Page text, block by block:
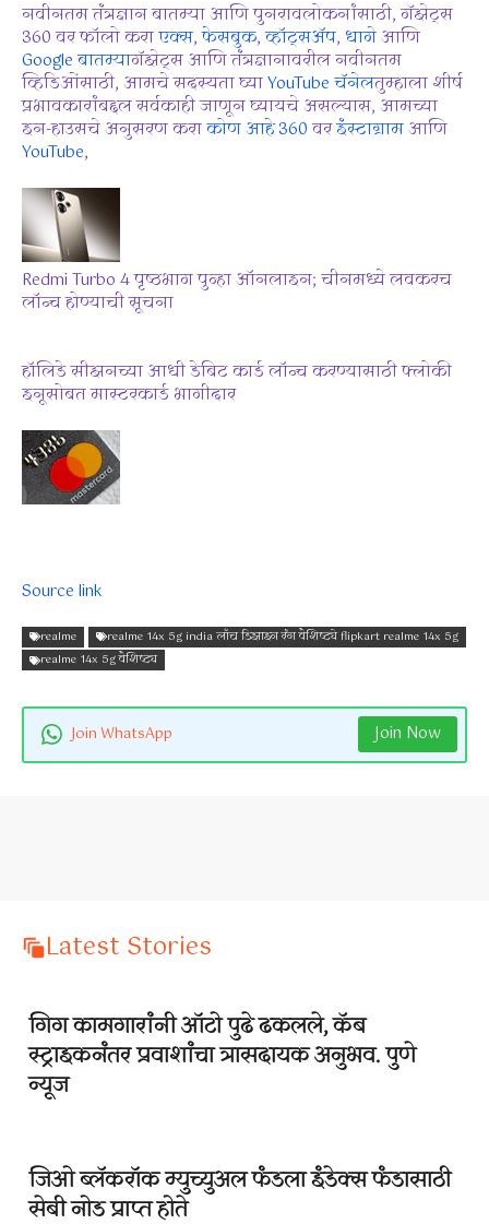
नवीनतम तंत्रज्ञान बातम्या आणि पुनरावलोकनांसाठी, गॅझेट्स
360 वर फॉलो कराएक्स,फेसबुक,व्हॉट्सॲप, धागेआणि
Google बातम्यागॅझेट्स आणि तंत्रज्ञानावरील नवीनतम
व्हिडिओंसाठी, आमचे सदस्यता घ्याYouTube चॅनेलतुम्हाला शीर्ष
प्रभावकारांबद्दल सर्वकाही जाणून घ्यायचे असल्यास, आमच्या
इन-हाउसचे अनुसरण कराकोण आहे 360वरइंस्टाग्रामआणि
YouTube,
Redmi Turbo 4 पृष्ठभाग पुन्हा ऑनलाइन; चीनमध्ये लवकरच
लॉन्च होण्याची सूचना
हॉलिडे सीझनच्या आधी डेबिट कार्ड लॉन्च करण्यासाठी फ्लोकी
इनूसोबत मास्टरकार्ड भागीदार
Source link
realme
realme 14x 5g india लाँच डिझाइन रंग वैशिष्ट्ये flipkart realme 14x 5g
realme 14x 5g वैशिष्ट्य
Join WhatsApp Join Now
Latest Stories
गिग कामगारांनी ऑटो पुढे ढकलले, कॅब
स्ट्राइकनंतर प्रवाशांचा त्रासदायक अनुभव. पुणे
न्यूज
जिओ ब्लॅकरॉक म्युच्युअल फंडला इंडेक्स फंडासाठी
सेबी नोड प्राप्त होते